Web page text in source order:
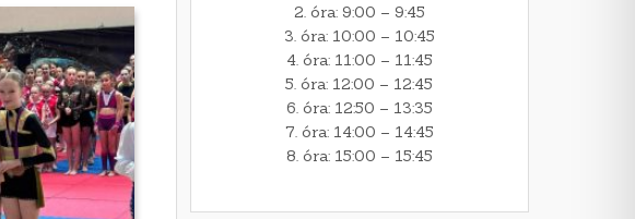
2. óra: 9:00 – 9:45
3. óra: 10:00 – 10:45
4. óra: 11:00 – 11:45
5. óra: 12:00 – 12:45
6. óra: 12:50 – 13:35
7. óra: 14:00 – 14:45
8. óra: 15:00 – 15:45